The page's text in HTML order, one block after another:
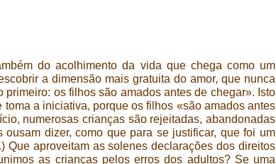
do acolhimento da vida que chega como um
a dimensão mais gratuita do amor, que nunca
os filhos são amados antes de chegar». Isto
a iniciativa, porque os filhos «são amados antes
numerosas crianças são rejeitadas, abandonadas
dizer, como que para se justificar, que foi um
Que aproveitam as solenes declarações dos direitos
as crianças pelos erros dos adultos? Se uma